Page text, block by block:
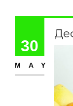
30
MAY